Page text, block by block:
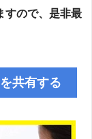
すので、是非最
共有する